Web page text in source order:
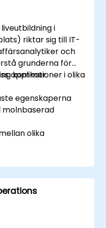
i
riktar sig till IT-
och
grunderna för
applikationer i olika
kommer
egenskaperna
olika
och
för
och framtida